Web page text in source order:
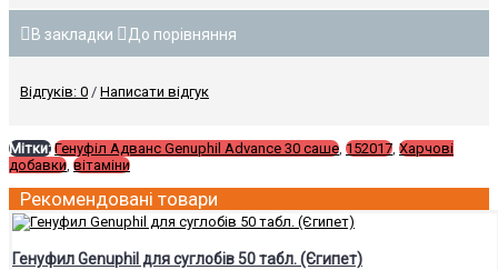
В закладки До порівняння
Відгуків: 0 / Написати відгук
Мітки: Генуфіл Адванс Genuphil Advance 30 саше 152017 Харчові
добавки вітаміни
Рекомендовані товари
Генуфил Genuphil для суглобів 50 табл. (Єгипет)